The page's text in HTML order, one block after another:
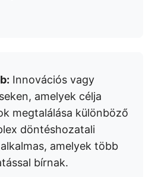
Innovációs vagy
amelyek célja
megtalálása különböző
döntéshozatali
amelyek több
bírnak.